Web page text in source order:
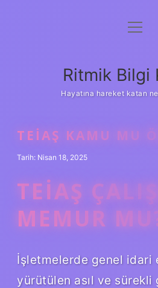
Anasayfa
Yasal Uyarı
menüyü
Ritmik Bilgi
Hayatına hareket katan
TEIAŞ KAMU MU
Tarih: Nisan 18, 2025
TEİAŞ
MEMUR
İşletmelerde genel idari
yürütülen asıl ve sürekli